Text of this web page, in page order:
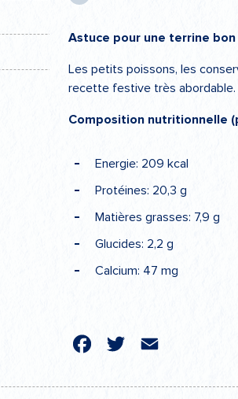
Astuce pour une terrine bon
Les petits poissons, les
recette festive très abordable.
Composition nutritionnelle
Energie: 209 kcal
Protéines: 20,3 g
Matières grasses: 7,9 g
Glucides: 2,2 g
Calcium: 47 mg
Facebook
Twitter
Email